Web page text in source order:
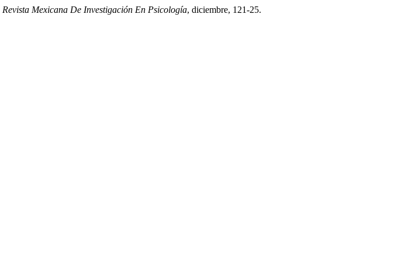
Revista Mexicana De Investigación En Psicología, diciembre, 121-25.